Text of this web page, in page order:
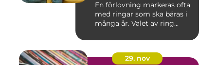
En förlovning markeras ofta
med ringar som ska bäras i
många år. Valet av ring...
29. nov